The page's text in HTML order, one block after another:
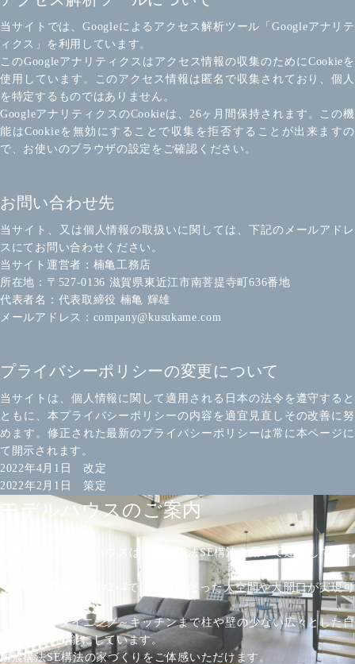
当サイトでは、Googleによるアクセス解析ツール「Googleアナリテ
ィクス」を利用しています。
このGoogleアナリティクスはアクセス情報の収集のためにCookieを
使用しています。このアクセス情報は匿名で収集されており、個人
を特定するものではありません。
GoogleアナリティクスのCookieは、26ヶ月間保持されます。この機
能はCookieを無効にすることで収集を拒否することが出来ますの
で、お使いのブラウザの設定をご確認ください。
お問い合わせ先
当サイト、又は個人情報の取扱いに関しては、下記のメールアドレ
スにてお問い合わせください。
当サイト運営者：楠亀工務店
所在地：〒527-0136 滋賀県東近江市南菩提寺町636番地
代表者名：代表取締役 楠亀 輝雄
メールアドレス：company@kusukame.com
プライバシーポリシーの変更について
当サイトは、個人情報に関して適用される日本の法令を遵守すると
ともに、本プライバシーポリシーの内容を適宜見直しその改善に努
めます。修正された最新のプライバシーポリシーは常に本ページに
て開示されます。
2022年4月1日 改定
2022年2月1日 策定
モデルハウスのご案内
楠亀工務店モデルハウスは、耐震構法SE構法を用いて建築していま
今までの在来木造や2×4では不可能だった大空間や大開口が実現可
リビング～ダイニング～キッチンまで柱や壁の少ない広々とした自
由な空間を可能にしています。
耐震構法SE構法の家づくりをご体感いただけます。